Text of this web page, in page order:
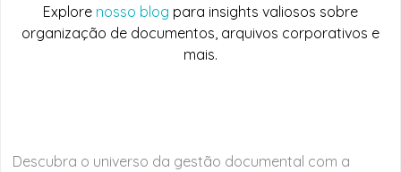
Explore nosso blog para insights valiosos sobre
organização de documentos, arquivos corporativos e
mais.
Descubra o universo da gestão documental com a